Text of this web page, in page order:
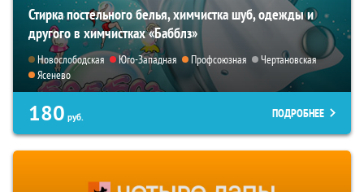
Стирка постельного белья, химчистка шуб, одежды и
другого в химчистках «Бабблз»
Новослободская Юго-Западная Профсоюзная
Чертановская
Ясенево
180 руб. ПОДРОБНЕЕ